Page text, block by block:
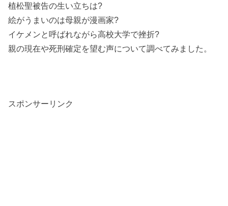
植松聖被告の生い立ちは?
絵がうまいのは母親が漫画家?
イケメンと呼ばれながら高校大学で挫折?
親の現在や死刑確定を望む声について調べてみました。
スポンサーリンク